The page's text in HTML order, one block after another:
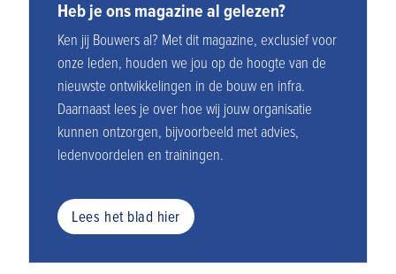
Heb je ons magazine al gelezen?
Ken jij Bouwers al? Met dit magazine, exclusief voor
onze leden, houden we jou op de hoogte van de
nieuwste ontwikkelingen in de bouw en infra.
Daarnaast lees je over hoe wij jouw organisatie
kunnen ontzorgen, bijvoorbeeld met advies,
ledenvoordelen en trainingen.
Lees het blad hier